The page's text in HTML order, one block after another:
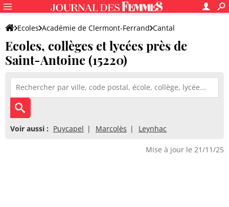
Ecoles Académie de Clermont-Ferrand Cantal
Ecoles, collèges et lycées près de
Saint-Antoine (15220)
Voir aussi : Puycapel Marcolès Leynhac
Mise à jour le 21/11/25